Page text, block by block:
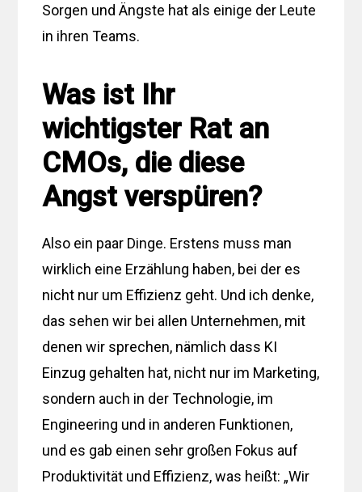
Sorgen und Ängste hat als einige der Leute
in ihren Teams.
Was ist Ihr
wichtigster Rat an
CMOs, die diese
Angst verspüren?
Also ein paar Dinge. Erstens muss man
wirklich eine Erzählung haben, bei der es
nicht nur um Effizienz geht. Und ich denke,
das sehen wir bei allen Unternehmen, mit
denen wir sprechen, nämlich dass KI
Einzug gehalten hat, nicht nur im Marketing,
sondern auch in der Technologie, im
Engineering und in anderen Funktionen,
und es gab einen sehr großen Fokus auf
Produktivität und Effizienz, was heißt: „Wir